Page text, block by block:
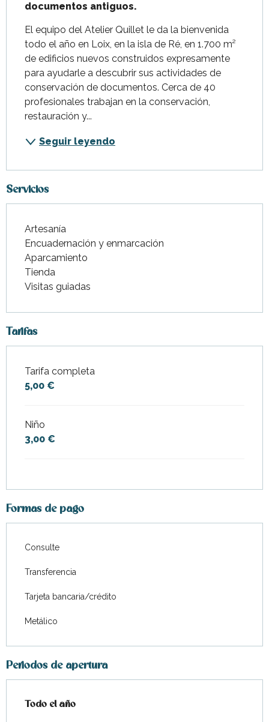
documentos antiguos.
El equipo del Atelier Quillet le da la bienvenida
todo el año en Loix, en la isla de Ré, en 1.700 m²
de edificios nuevos construidos expresamente
para ayudarle a descubrir sus actividades de
conservación de documentos. Cerca de 40
profesionales trabajan en la conservación,
restauración y...
Seguir leyendo
Servicios
Artesanía
Encuadernación y enmarcación
Aparcamiento
Tienda
Visitas guiadas
Tarifas
Tarifas 2026
Tarifa completa
5,00 €
Niño
3,00 €
Formas de pago
Consulte
Transferencia
Tarjeta bancaria/crédito
Metálico
Periodos de apertura
Todo el año
Todo el año